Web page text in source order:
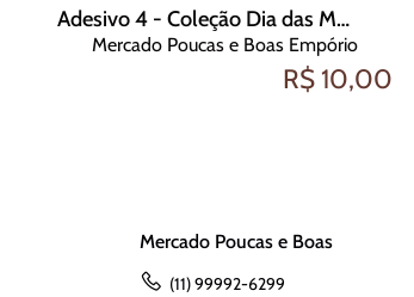
Adesivo 4 - Coleção Dia das Mulheres
Mercado Poucas e Boas Empório
R$ 10,00
Mercado Poucas e Boas
(11) 99992-6299